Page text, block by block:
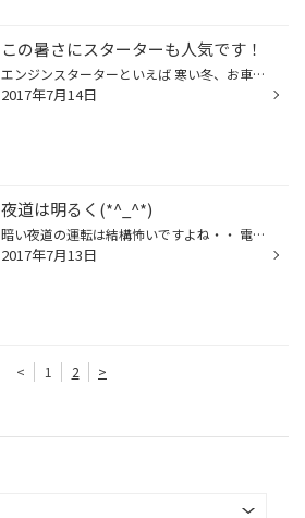
この暑さにスターターも人気です！
エンジンスターターといえば 寒い冬、お車に乗り込む前に車内を暖めておく！ という方が結構多いように思いますが・・ 暑い夏も実はかなり大活躍!(^^)! 駐車していた車の中の温度はかなり高くなってますよね。 そんな時に乗る前に少し冷やしておくと 快適に！！ そんなわけでこの暑さにスターターの...
2017年7月14日
夜道は明るく(*^_^*)
暗い夜道の運転は結構怖いですよね・・ 電灯のいっぱいあるところだといいのですが、 さいとうのように農道などを走ることも多いとか 民家がとぎれた道路を長~く走らないといけない時とかは 車のライトが本当に頼りになります!(^^)! なるべく明るい視界を求めて 今日はＳ様のプラドのヘッドライト＆...
2017年7月13日
< 1 2 >